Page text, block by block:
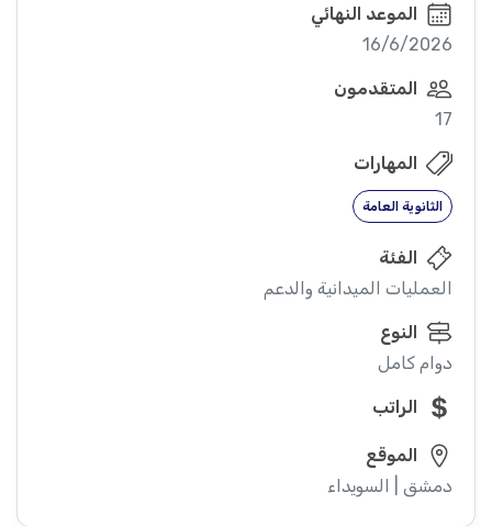
الموعد النهائي
16/6/2026
المتقدمون
17
المهارات
الثانوية العامة
الفئة
العمليات الميدانية والدعم
النوع
دوام كامل
الراتب
الموقع
دمشق | السويداء